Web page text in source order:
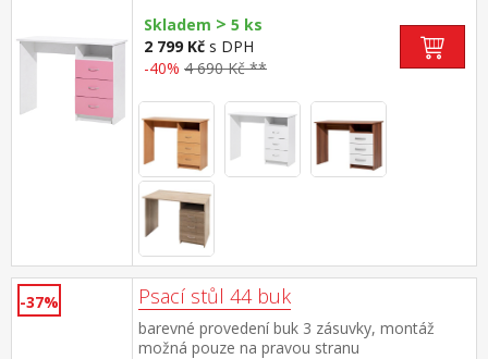
Skladem > 5 ks
2 799 Kč s DPH
-40% 4 690 Kč **
-37% Psací stůl 44 buk
barevné provedení buk 3 zásuvky, montáž
možná pouze na pravou stranu